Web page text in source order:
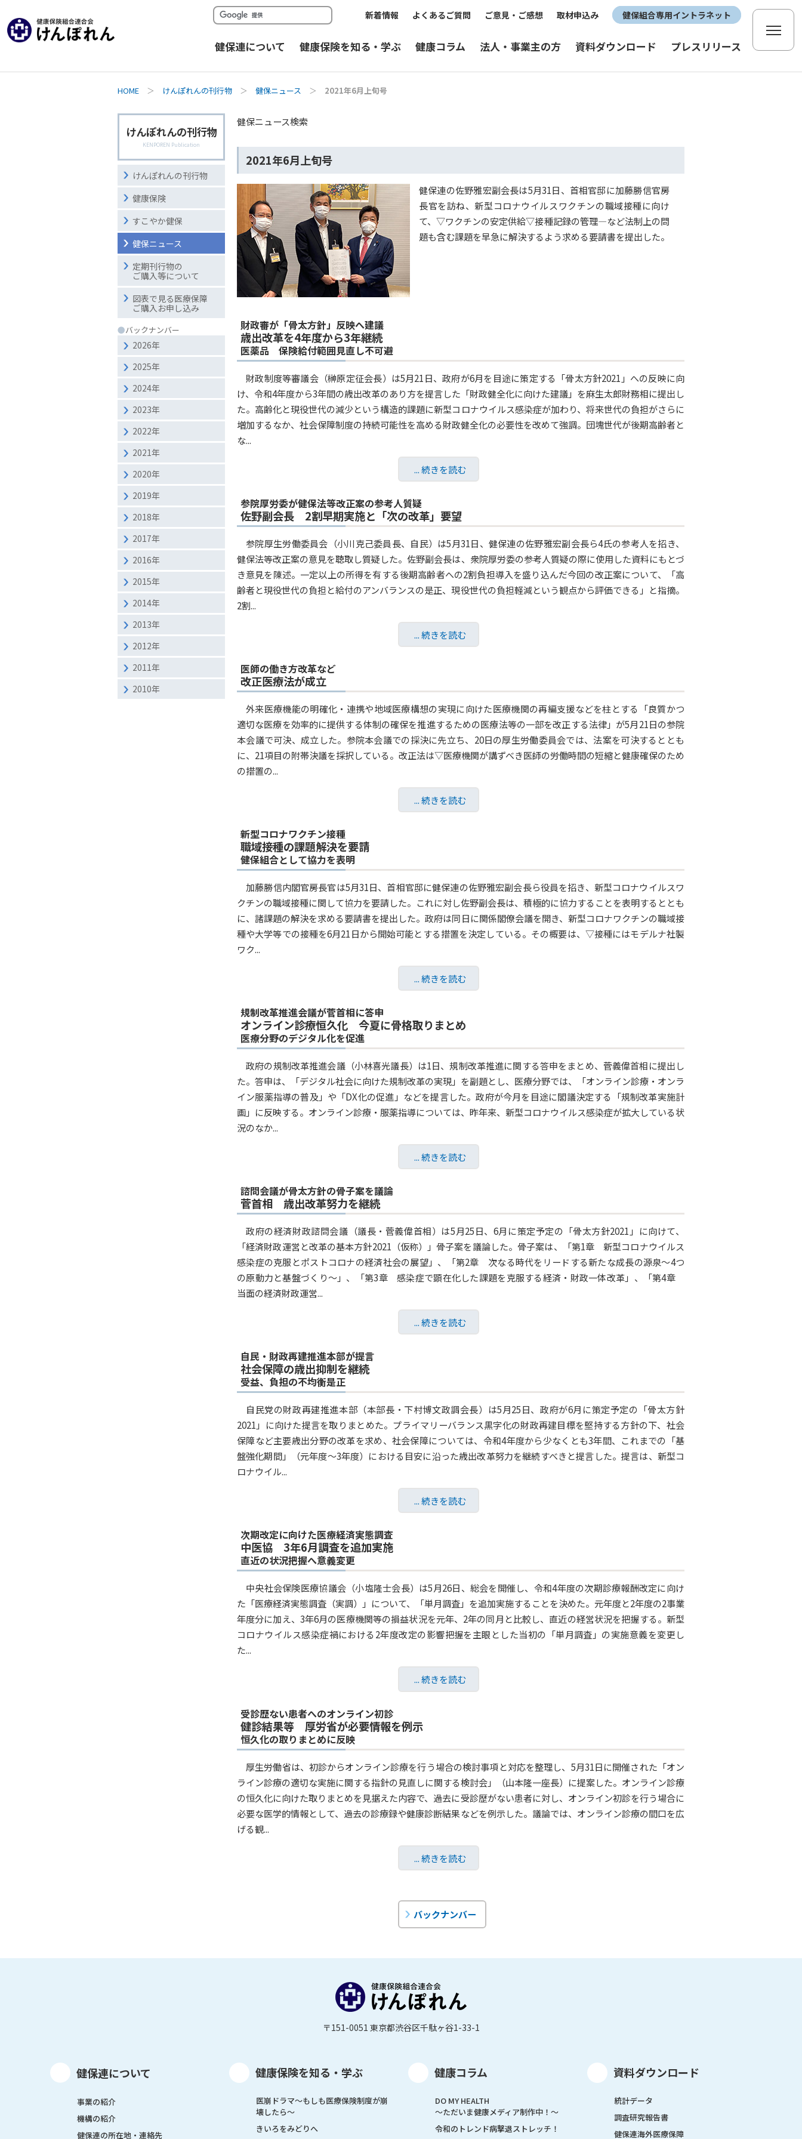
新着情報 よくあるご質問 ご意見・ご感想 取材申込み 健保組合専用イントラネット
健保連について 健康保険を知る・学ぶ 健康コラム 法人・事業主の方 資料ダウンロード プレスリリース
HOME ＞ けんぽれんの刊行物 ＞ 健保ニュース ＞ 2021年6月上旬号
健保ニュース検索
2021年6月上旬号
健保連の佐野雅宏副会長は5月31日、首相官邸に加藤勝信官房
長官を訪ね、新型コロナウイルスワクチンの職域接種に向け
て、▽ワクチンの安定供給▽接種記録の管理―など法制上の問
題も含む課題を早急に解決するよう求める要請書を提出した。
財政審が「骨太方針」反映へ建議
歳出改革を4年度から3年継続
医薬品 保険給付範囲見直し不可避
財政制度等審議会（榊原定征会長）は5月21日、政府が6月を目途に策定する「骨太方針2021」への反映に向
け、令和4年度から3年間の歳出改革のあり方を提言した「財政健全化に向けた建議」を麻生太郎財務相に提出し
た。高齢化と現役世代の減少という構造的課題に新型コロナウイルス感染症が加わり、将来世代の負担がさらに
増加するなか、社会保障制度の持続可能性を高める財政健全化の必要性を改めて強調。団塊世代が後期高齢者と
な...
... 続きを読む
参院厚労委が健保法等改正案の参考人質疑
佐野副会長 2割早期実施と「次の改革」要望
参院厚生労働委員会（小川克己委員長、自民）は5月31日、健保連の佐野雅宏副会長ら4氏の参考人を招き、
健保法等改正案の意見を聴取し質疑した。佐野副会長は、衆院厚労委の参考人質疑の際に使用した資料にもとづ
き意見を陳述。一定以上の所得を有する後期高齢者への2割負担導入を盛り込んだ今回の改正案について、「高
齢者と現役世代の負担と給付のアンバランスの是正、現役世代の負担軽減という観点から評価できる」と指摘。
2割...
... 続きを読む
医師の働き方改革など
改正医療法が成立
外来医療機能の明確化・連携や地域医療構想の実現に向けた医療機関の再編支援などを柱とする「良質かつ
適切な医療を効率的に提供する体制の確保を推進するための医療法等の一部を改正する法律」が5月21日の参院
本会議で可決、成立した。参院本会議での採決に先立ち、20日の厚生労働委員会では、法案を可決するととも
に、21項目の附帯決議を採択している。改正法は▽医療機関が講ずべき医師の労働時間の短縮と健康確保のため
の措置の...
... 続きを読む
新型コロナワクチン接種
職域接種の課題解決を要請
健保組合として協力を表明
加藤勝信内閣官房長官は5月31日、首相官邸に健保連の佐野雅宏副会長ら役員を招き、新型コロナウイルスワ
クチンの職域接種に関して協力を要請した。これに対し佐野副会長は、積極的に協力することを表明するととも
に、諸課題の解決を求める要請書を提出した。政府は同日に関係閣僚会議を開き、新型コロナワクチンの職域接
種や大学等での接種を6月21日から開始可能とする措置を決定している。その概要は、▽接種にはモデルナ社製
ワク...
... 続きを読む
規制改革推進会議が菅首相に答申
オンライン診療恒久化 今夏に骨格取りまとめ
医療分野のデジタル化を促進
政府の規制改革推進会議（小林喜光議長）は1日、規制改革推進に関する答申をまとめ、菅義偉首相に提出し
た。答申は、「デジタル社会に向けた規制改革の実現」を副題とし、医療分野では、「オンライン診療・オンラ
イン服薬指導の普及」や「DX化の促進」などを提言した。政府が今月を目途に閣議決定する「規制改革実施計
画」に反映する。オンライン診療・服薬指導については、昨年来、新型コロナウイルス感染症が拡大している状
況のなか...
... 続きを読む
諮問会議が骨太方針の骨子案を議論
菅首相 歳出改革努力を継続
政府の経済財政諮問会議（議長・菅義偉首相）は5月25日、6月に策定予定の「骨太方針2021」に向けて、
「経済財政運営と改革の基本方針2021（仮称）」骨子案を議論した。骨子案は、「第1章 新型コロナウイルス
感染症の克服とポストコロナの経済社会の展望」、「第2章 次なる時代をリードする新たな成長の源泉～4つ
の原動力と基盤づくり～」、「第3章 感染症で顕在化した課題を克服する経済・財政一体改革」、「第4章
当面の経済財政運営...
... 続きを読む
自民・財政再建推進本部が提言
社会保障の歳出抑制を継続
受益、負担の不均衡是正
自民党の財政再建推進本部（本部長・下村博文政調会長）は5月25日、政府が6月に策定予定の「骨太方針
2021」に向けた提言を取りまとめた。プライマリーバランス黒字化の財政再建目標を堅持する方針の下、社会
保障など主要歳出分野の改革を求め、社会保障については、令和4年度から少なくとも3年間、これまでの「基
盤強化期間」（元年度～3年度）における目安に沿った歳出改革努力を継続すべきと提言した。提言は、新型コ
ロナウイル...
... 続きを読む
次期改定に向けた医療経済実態調査
中医協 3年6月調査を追加実施
直近の状況把握へ意義変更
中央社会保険医療協議会（小塩隆士会長）は5月26日、総会を開催し、令和4年度の次期診療報酬改定に向け
た「医療経済実態調査（実調）」について、「単月調査」を追加実施することを決めた。元年度と2年度の2事業
年度分に加え、3年6月の医療機関等の損益状況を元年、2年の同月と比較し、直近の経営状況を把握する。新型
コロナウイルス感染症禍における2年度改定の影響把握を主眼とした当初の「単月調査」の実施意義を変更し
た...
... 続きを読む
受診歴ない患者へのオンライン初診
健診結果等 厚労省が必要情報を例示
恒久化の取りまとめに反映
厚生労働省は、初診からオンライン診療を行う場合の検討事項と対応を整理し、5月31日に開催された「オン
ライン診療の適切な実施に関する指針の見直しに関する検討会」（山本隆一座長）に提案した。オンライン診療
の恒久化に向けた取りまとめを見据えた内容で、過去に受診歴がない患者に対し、オンライン初診を行う場合に
必要な医学的情報として、過去の診療録や健康診断結果などを例示した。議論では、オンライン診療の間口を広
げる観...
... 続きを読む
バックナンバー
けんぽれんの刊行物
KENPOREN Publication
けんぽれんの刊行物
健康保険
すこやか健保
健保ニュース
定期刊行物の
ご購入等について
図表で見る医療保障
ご購入お申し込み
●バックナンバー
2026年
2025年
2024年
2023年
2022年
2021年
2020年
2019年
2018年
2017年
2016年
2015年
2014年
2013年
2012年
2011年
2010年
〒151-0051 東京都渋谷区千駄ヶ谷1-33-1
健保連について
事業の紹介
機構の紹介
健保連の所在地・連絡先
健康保険を知る・学ぶ
医崩ドラマ〜もしも医療保険制度が崩
壊したら〜
きいろをみどりへ
健康コラム
DO MY HEALTH
～ただいま健康メディア制作中！～
令和のトレンド病撃退ストレッチ！
資料ダウンロード
統計データ
調査研究報告書
健保連海外医療保障